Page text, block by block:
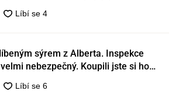
sýrem z Alberta. Inspekce
nebezpečný. Koupili jste si ho